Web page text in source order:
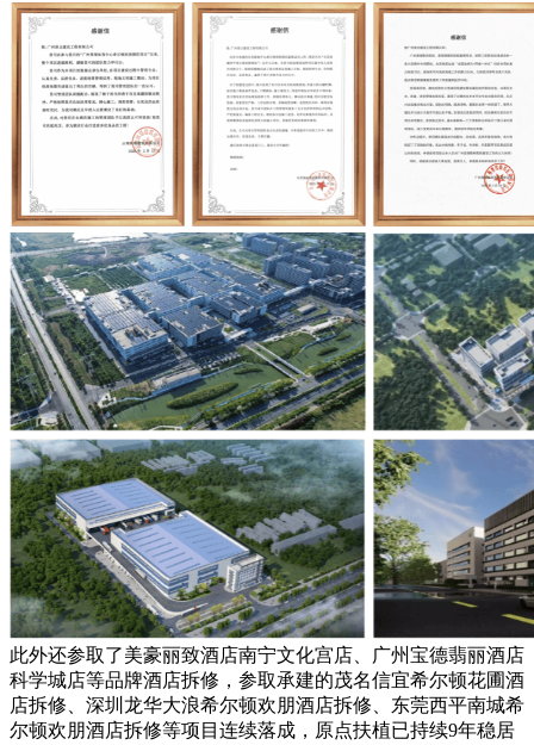
此外还参取了美豪丽致酒店南宁文化宫店、广州宝德翡丽酒店
科学城店等品牌酒店拆修，参取承建的茂名信宜希尔顿花圃酒
店拆修、深圳龙华大浪希尔顿欢朋酒店拆修、东莞西平南城希
尔顿欢朋酒店拆修等项目连续落成，原点扶植已持续9年稳居